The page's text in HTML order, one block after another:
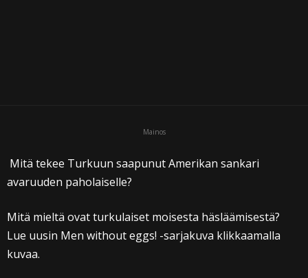
Mainos
Mitä tekee Turkuun saapunut Amerikan sankari
avaruuden paholaiselle?
Mitä mieltä ovat turkulaiset moisesta häsläämisestä?
Lue uusin Men without eggs! -sarjakuva klikkaamalla
kuvaa.